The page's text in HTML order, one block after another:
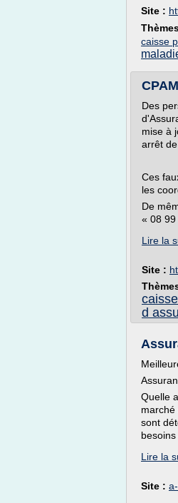
Site :
caisse
Des
mise à
arrêt
Ces
les
De
« 08 99
Lire la
Site :
d
Quelle
sont
besoins
Lire la
Site :